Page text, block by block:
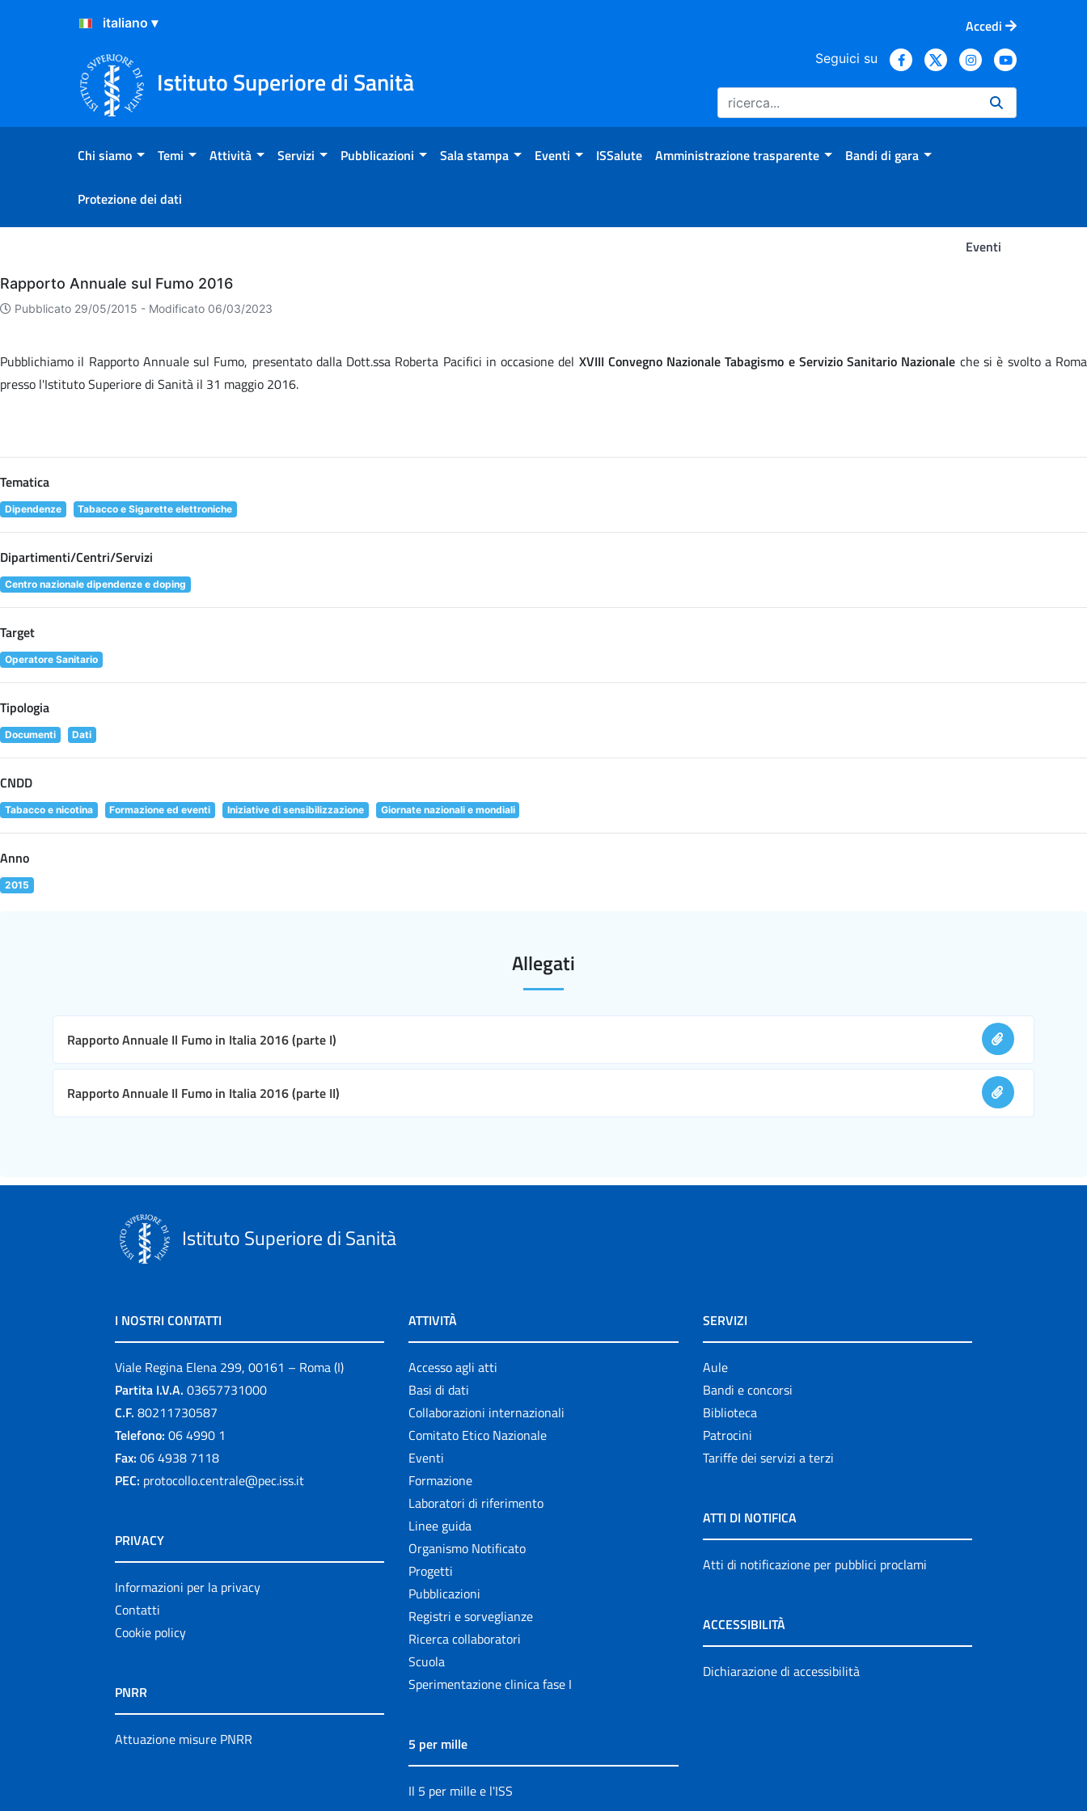
Salta al Contenuto
Salta al Footer
Accedi
Istituto Superiore di Sanità
Seguici su
Chi siamo Temi Attività Servizi Pubblicazioni Sala stampa Eventi ISSalute Amministrazione trasparente Bandi di gara
Protezione dei dati
Eventi
Eventi
Rapporto Annuale sul Fumo 2016
Pubblicato 29/05/2015 - Modificato 06/03/2023
Pubblichiamo il Rapporto Annuale sul Fumo, presentato dalla Dott.ssa Roberta Pacifici in occasione del XVIII Convegno Nazionale Tabagismo e Servizio Sanitario Nazionale che si è svolto a Roma
presso l'Istituto Superiore di Sanità il 31 maggio 2016.
Tematica
Dipendenze Tabacco e Sigarette elettroniche
Dipartimenti/Centri/Servizi
Centro nazionale dipendenze e doping
Target
Operatore Sanitario
Tipologia
Documenti Dati
CNDD
Tabacco e nicotina Formazione ed eventi Iniziative di sensibilizzazione Giornate nazionali e mondiali
Anno
2015
Allegati
Rapporto Annuale Il Fumo in Italia 2016 (parte I)
Rapporto Annuale Il Fumo in Italia 2016 (parte II)
Istituto Superiore di Sanità
I NOSTRI CONTATTI
Viale Regina Elena 299, 00161 – Roma (I)
Partita I.V.A. 03657731000
C.F. 80211730587
Telefono: 06 4990 1
Fax: 06 4938 7118
PEC: protocollo.centrale@pec.iss.it
PRIVACY
Informazioni per la privacy
Contatti
Cookie policy
PNRR
Attuazione misure PNRR
ATTIVITÀ
Accesso agli atti
Basi di dati
Collaborazioni internazionali
Comitato Etico Nazionale
Eventi
Formazione
Laboratori di riferimento
Linee guida
Organismo Notificato
Progetti
Pubblicazioni
Registri e sorveglianze
Ricerca collaboratori
Scuola
Sperimentazione clinica fase I
5 per mille
Il 5 per mille e l'ISS
SERVIZI
Aule
Bandi e concorsi
Biblioteca
Patrocini
Tariffe dei servizi a terzi
ATTI DI NOTIFICA
Atti di notificazione per pubblici proclami
ACCESSIBILITÀ
Dichiarazione di accessibilità